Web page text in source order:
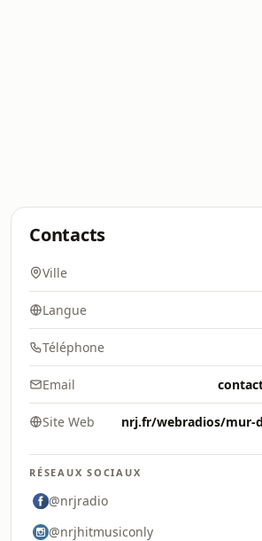
Contacts
Ville
Langue
Téléphone
Email
Site Web nrj.fr/webradios/mur-
RÉSEAUX SOCIAUX
@nrjradio
@nrjhitmusiconly